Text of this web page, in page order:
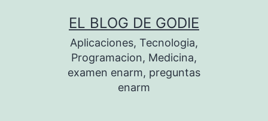
EL BLOG DE GODIE
Aplicaciones, Tecnologia,
Programacion, Medicina,
examen enarm, preguntas
enarm